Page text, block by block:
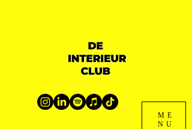
ME
NU